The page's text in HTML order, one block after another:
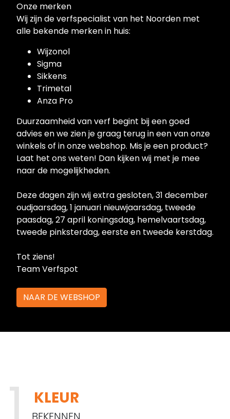
Onze merken
Wij zijn de verfspecialist van het Noorden met
alle bekende merken in huis:
Wijzonol
Sigma
Sikkens
Trimetal
Anza Pro
Duurzaamheid van verf begint bij een goed
advies en we zien je graag terug in een van onze
winkels of in onze webshop. Mis je een product?
Laat het ons weten! Dan kijken wij met je mee
naar de mogelijkheden.
Deze dagen zijn wij extra gesloten, 31 december
oudjaarsdag, 1 januari nieuwjaarsdag, tweede
paasdag, 27 april koningsdag, hemelvaartsdag,
tweede pinksterdag, eerste en tweede kerstdag.
Tot ziens!
Team Verfspot
NAAR DE WEBSHOP
KLEUR